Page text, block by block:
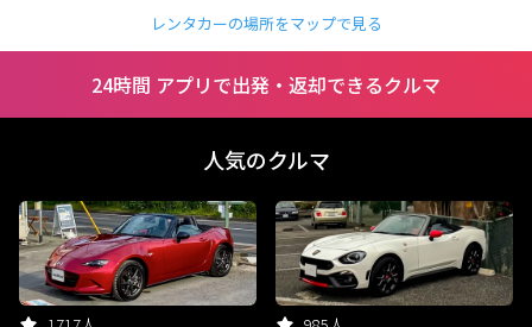
レンタカーの場所をマップで見る
24時間 アプリで出発・返却できるクルマ
人気のクルマ